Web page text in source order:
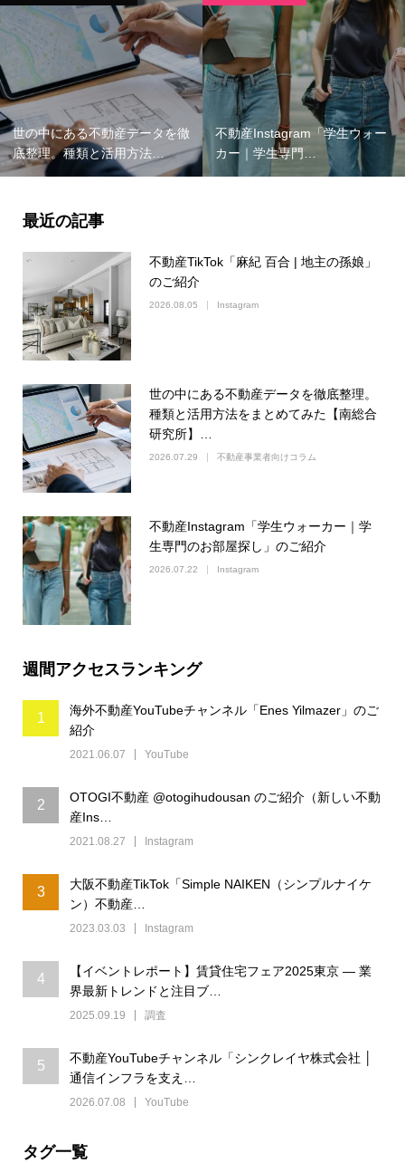
世の中にある不動産データを徹
底整理。種類と活用方法…
不動産Instagram「学生ウォー
カー｜学生専門…
最近の記事
不動産TikTok「麻紀 百合 | 地主の孫娘」
のご紹介
2026.08.05 Instagram
世の中にある不動産データを徹底整理。
種類と活用方法をまとめてみた【南総合
研究所】…
2026.07.29 不動産事業者向けコラム
不動産Instagram「学生ウォーカー｜学
生専門のお部屋探し」のご紹介
2026.07.22 Instagram
週間アクセスランキング
1
海外不動産YouTubeチャンネル「Enes Yilmazer」のご
紹介
2021.06.07 YouTube
2
OTOGI不動産 @otogihudousan のご紹介（新しい不動
産Ins…
2021.08.27 Instagram
3
大阪不動産TikTok「Simple NAIKEN（シンプルナイケ
ン）不動産…
2023.03.03 Instagram
4
【イベントレポート】賃貸住宅フェア2025東京 ― 業
界最新トレンドと注目ブ…
2025.09.19 調査
5
不動産YouTubeチャンネル「シンクレイヤ株式会社 │
通信インフラを支え…
2026.07.08 YouTube
タグ一覧